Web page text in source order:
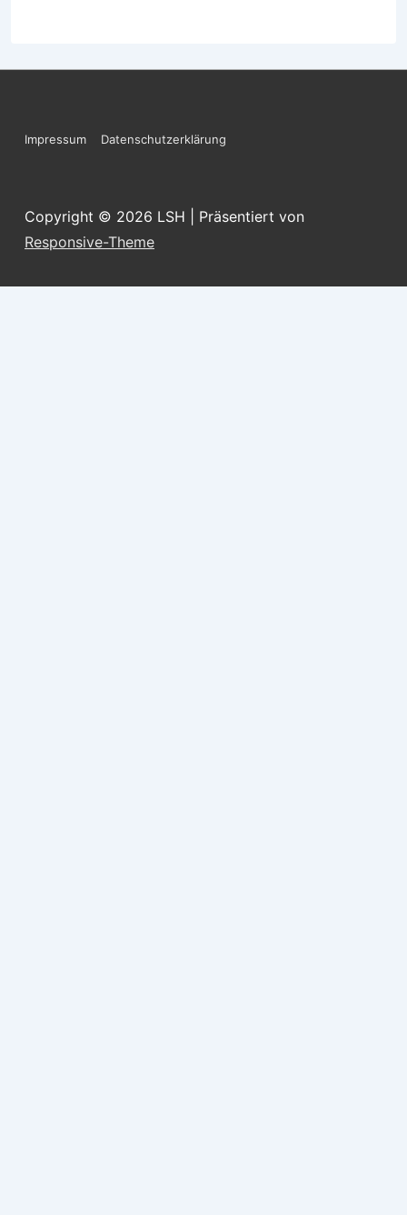
Footer-
Impressum Datenschutzerklärung
Copyright © 2026 LSH
| Präsentiert von
Responsive-Theme